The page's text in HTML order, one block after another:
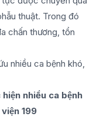
thuật. Trong đó
chấn thương, tổn
nhiều ca bệnh
199